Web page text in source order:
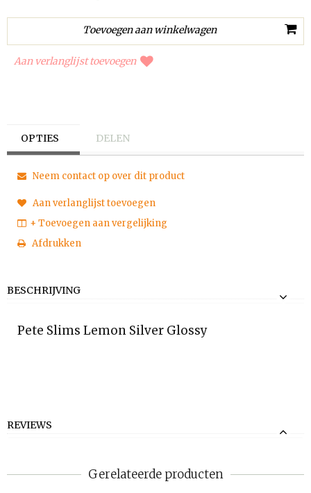
Aan verlanglijst toevoegen
OPTIES DELEN
Neem contact op over dit product
Aan verlanglijst toevoegen
+ Toevoegen aan vergelijking
Afdrukken
BESCHRIJVING
Pete Slims Lemon Silver Glossy
REVIEWS
Gerelateerde producten